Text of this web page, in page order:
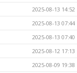
2025-08-13 14:52
2025-08-13 07:44
2025-08-13 07:40
2025-08-12 17:13
2025-08-09 19:38